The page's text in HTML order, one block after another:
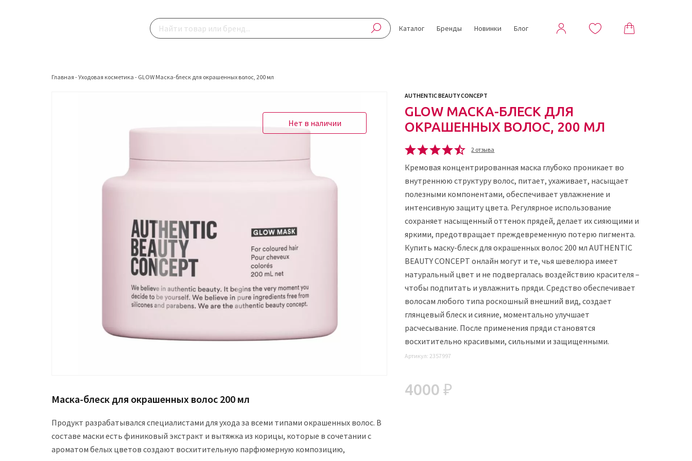
Каталог Бренды Новинки Блог
Главная -Уходовая косметика - GLOW Маска-блеск для окрашенных волос, 200 мл
Нет в наличии
Маска-блеск для окрашенных волос 200 мл
Продукт разрабатывался специалистами для ухода за всеми типами окрашенных волос. В
составе маски есть финиковый экстракт и вытяжка из корицы, которые в сочетании с
ароматом белых цветов создают восхитительную парфюмерную композицию,
AUTHENTIC BEAUTY CONCEPT
GLOW МАСКА-БЛЕСК ДЛЯ
ОКРАШЕННЫХ ВОЛОС, 200 МЛ
2 отзыва
Кремовая концентрированная маска глубоко проникает во
внутреннюю структуру волос, питает, ухаживает, насыщает
полезными компонентами, обеспечивает увлажнение и
интенсивную защиту цвета. Регулярное использование
сохраняет насыщенный оттенок прядей, делает их сияющими и
яркими, предотвращает преждевременную потерю пигмента.
Купить маску-блеск для окрашенных волос 200 мл AUTHENTIC
BEAUTY CONCEPT онлайн могут и те, чья шевелюра имеет
натуральный цвет и не подвергалась воздействию красителя –
чтобы подпитать и увлажнить пряди. Средство обеспечивает
волосам любого типа роскошный внешний вид, создает
глянцевый блеск и сияние, моментально улучшает
расчесывание. После применения пряди становятся
восхитительно красивыми, сильными и защищенными.
Артикул:2357997
4000 ₽